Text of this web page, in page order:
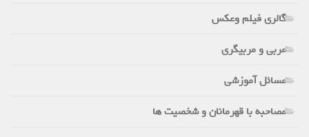
گالری فیلم وعکس
مربی و مربیگری
مسائل آموزشی
مصاحبه با قهرمانان و شخصیت ها